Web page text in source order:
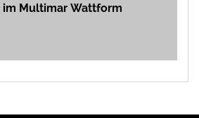
im Multimar Wattform